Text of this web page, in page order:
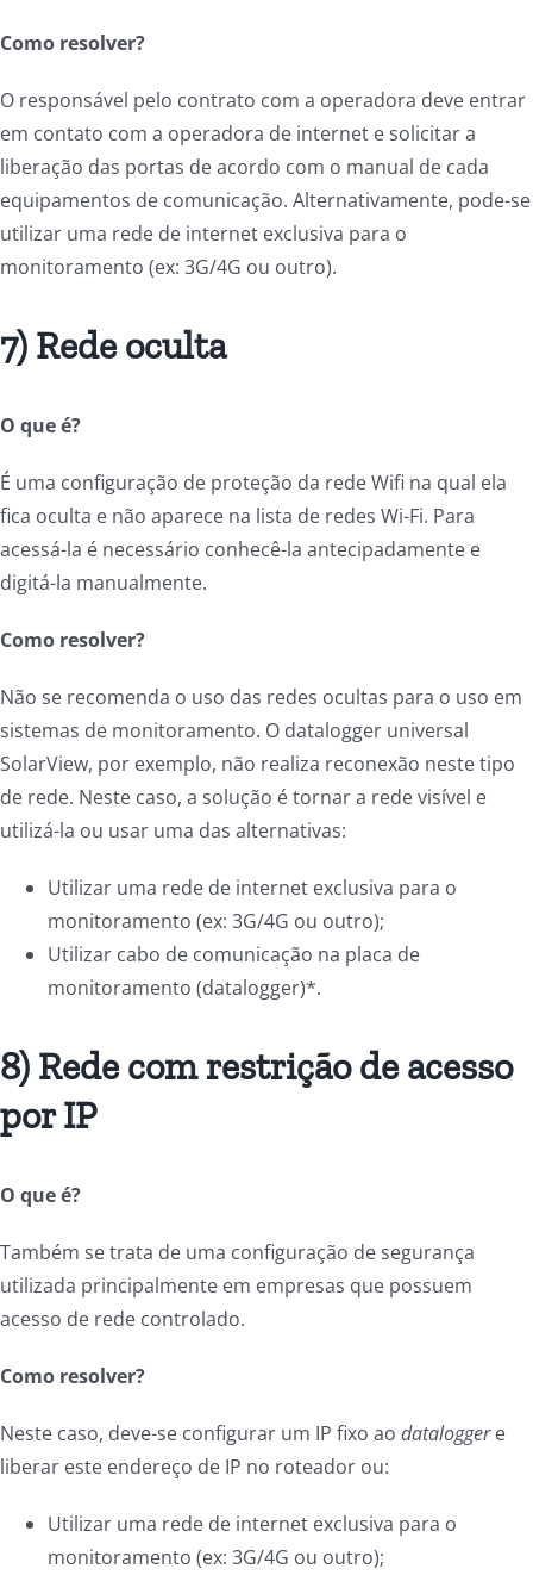
Como resolver?
O responsável pelo contrato com a operadora deve entrar
em contato com a operadora de internet e solicitar a
liberação das portas de acordo com o manual de cada
equipamentos de comunicação. Alternativamente, pode-se
utilizar uma rede de internet exclusiva para o
monitoramento (ex: 3G/4G ou outro).
7) Rede oculta
O que é?
É uma configuração de proteção da rede Wifi na qual ela
fica oculta e não aparece na lista de redes Wi-Fi. Para
acessá-la é necessário conhecê-la antecipadamente e
digitá-la manualmente.
Como resolver?
Não se recomenda o uso das redes ocultas para o uso em
sistemas de monitoramento. O datalogger universal
SolarView, por exemplo, não realiza reconexão neste tipo
de rede. Neste caso, a solução é tornar a rede visível e
utilizá-la ou usar uma das alternativas:
Utilizar uma rede de internet exclusiva para o
monitoramento (ex: 3G/4G ou outro);
Utilizar cabo de comunicação na placa de
monitoramento (datalogger)*.
8) Rede com restrição de acesso
por IP
O que é?
Também se trata de uma configuração de segurança
utilizada principalmente em empresas que possuem
acesso de rede controlado.
Como resolver?
Neste caso, deve-se configurar um IP fixo ao dataloggere
liberar este endereço de IP no roteador ou:
Utilizar uma rede de internet exclusiva para o
monitoramento (ex: 3G/4G ou outro);